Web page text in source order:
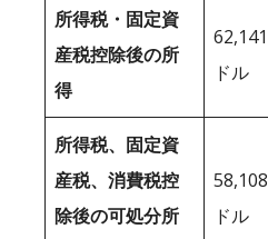
所得税・固定資
産税控除後の所
得
62,141
ドル
所得税、固定資
産税、消費税控
除後の可処分所
58,108
ドル